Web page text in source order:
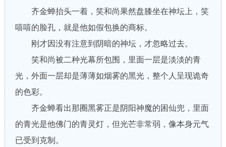
齐金蝉抬头一着，笑和尚果然盘膝坐在神坛上，笑
嘻嘻的脸孔，就是他如假包换的商标。
刚才因没有注意到阴暗的神坛，才忽略过去。
笑和尚被二种光幕所包围，里面一层是淡淡的青
光，外面一层却是薄薄如烟雾的黑光，整个人呈现诡奇
的色彩。
齐金蝉看出那圈黑雾正是阴阳神魔的困仙兜，里面
的青光是他佛门的青灵灯，但光芒非常弱，像本身元气
已受到克制。